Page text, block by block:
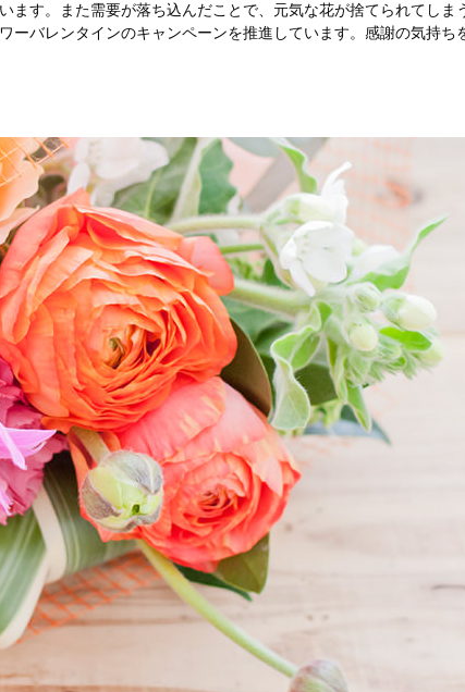
ます。また需要が落ち込んだことで、元気な花が捨てられてし
ーバレンタインのキャンペーンを推進しています。感謝の気持